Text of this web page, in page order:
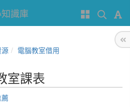
識庫
電腦教室借用
室課表